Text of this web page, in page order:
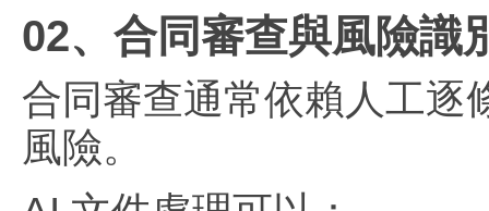
02、合同審查與風險識
合同審查通常依賴人工逐
風險。